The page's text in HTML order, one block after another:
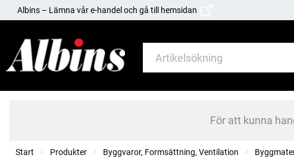
Albins – Lämna vår e-handel och gå till hemsidan
För att kunna
Start Produkter Byggvaror, Formsättning, Ventilation